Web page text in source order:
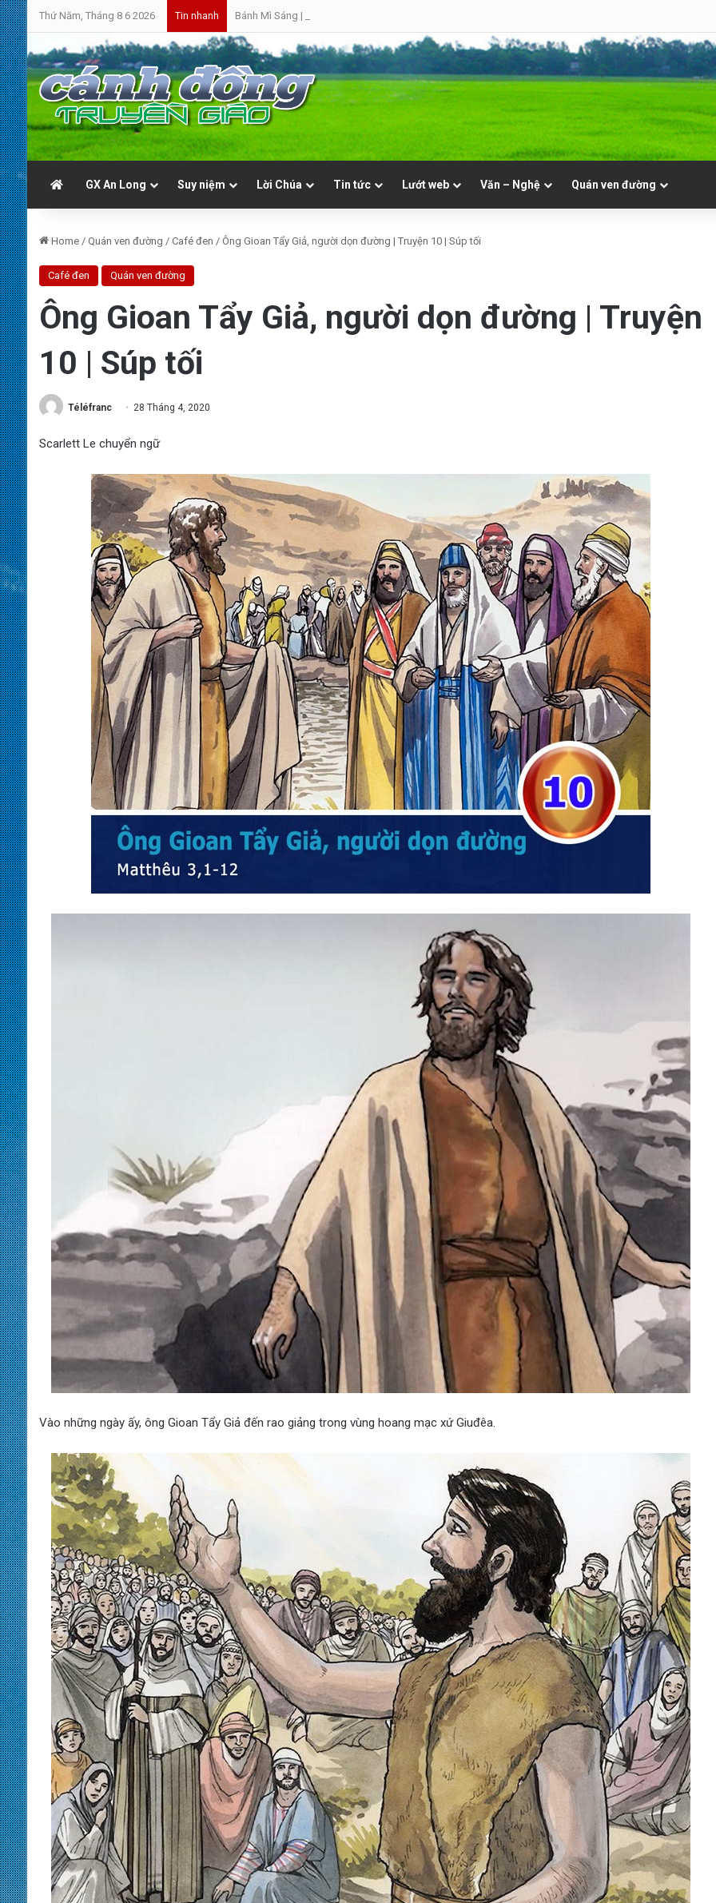
Thứ Năm, Tháng 8 6 2026 Tin nhanh Bánh Mì Sáng | Thứ Sáu 07.08 | Th. Xystô II, giám mục và Th. Cajêtanô, linh mục
GX An Long Suy niệm Lời Chúa Tin tức Lướt web Văn – Nghệ Quán ven đường
Home / Quán ven đường / Café đen / Ông Gioan Tẩy Giả, người dọn đường | Truyện 10 | Súp tối
Café đen Quán ven đường
Ông Gioan Tẩy Giả, người dọn đường | Truyện
10 | Súp tối
Téléfranc 28 Tháng 4, 2020
Scarlett Le chuyển ngữ
Vào những ngày ấy, ông Gioan Tẩy Giả đến rao giảng trong vùng hoang mạc xứ Giuđêa.